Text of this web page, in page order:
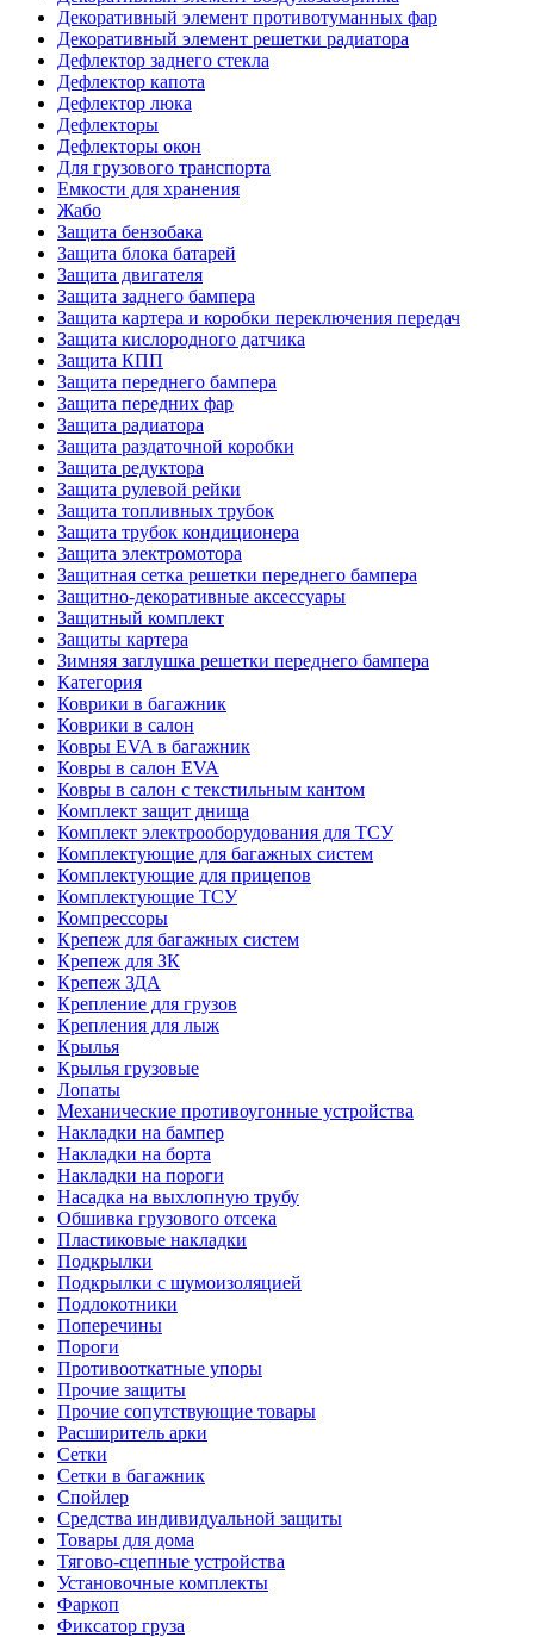
Декоративный элемент противотуманных фар
Декоративный элемент решетки радиатора
Дефлектор заднего стекла
Дефлектор капота
Дефлектор люка
Дефлекторы
Дефлекторы окон
Для грузового транспорта
Емкости для хранения
Жабо
Защита бензобака
Защита блока батарей
Защита двигателя
Защита заднего бампера
Защита картера и коробки переключения передач
Защита кислородного датчика
Защита КПП
Защита переднего бампера
Защита передних фар
Защита радиатора
Защита раздаточной коробки
Защита редуктора
Защита рулевой рейки
Защита топливных трубок
Защита трубок кондиционера
Защита электромотора
Защитная сетка решетки переднего бампера
Защитно-декоративные аксессуары
Защитный комплект
Защиты картера
Зимняя заглушка решетки переднего бампера
Категория
Коврики в багажник
Коврики в салон
Ковры EVA в багажник
Ковры в салон EVA
Ковры в салон с текстильным кантом
Комплект защит днища
Комплект электрооборудования для ТСУ
Комплектующие для багажных систем
Комплектующие для прицепов
Комплектующие ТСУ
Компрессоры
Крепеж для багажных систем
Крепеж для ЗК
Крепеж ЗДА
Крепление для грузов
Крепления для лыж
Крылья
Крылья грузовые
Лопаты
Механические противоугонные устройства
Накладки на бампер
Накладки на борта
Накладки на пороги
Насадка на выхлопную трубу
Обшивка грузового отсека
Пластиковые накладки
Подкрылки
Подкрылки с шумоизоляцией
Подлокотники
Поперечины
Пороги
Противооткатные упоры
Прочие защиты
Прочие сопутствующие товары
Расширитель арки
Сетки
Сетки в багажник
Спойлер
Средства индивидуальной защиты
Товары для дома
Тягово-сцепные устройства
Установочные комплекты
Фаркоп
Фиксатор груза